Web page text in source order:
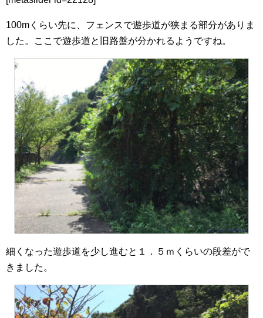
100mくらい先に、フェンスで遊歩道が狭まる部分がありま
した。ここで遊歩道と旧路盤が分かれるようですね。
細くなった遊歩道を少し進むと１．５ｍくらいの段差がで
きました。